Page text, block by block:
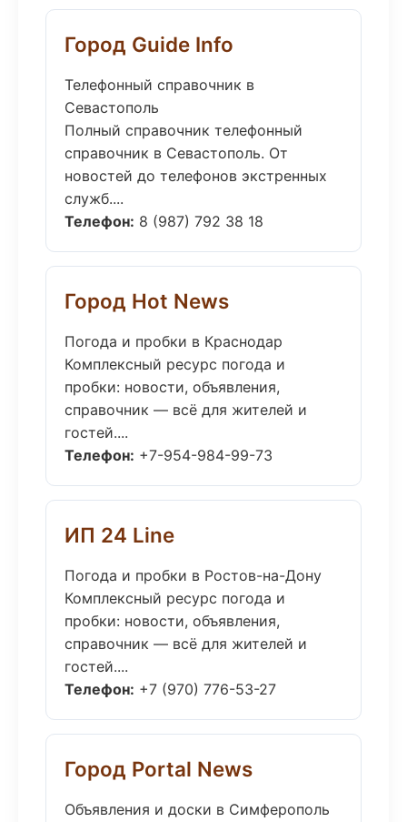
Город Guide Info
Телефонный справочник в
Севастополь
Полный справочник телефонный
справочник в Севастополь. От
новостей до телефонов экстренных
служб....
Телефон: 8 (987) 792 38 18
Город Hot News
Погода и пробки в Краснодар
Комплексный ресурс погода и
пробки: новости, объявления,
справочник — всё для жителей и
гостей....
Телефон: +7-954-984-99-73
ИП 24 Line
Погода и пробки в Ростов-на-Дону
Комплексный ресурс погода и
пробки: новости, объявления,
справочник — всё для жителей и
гостей....
Телефон: +7 (970) 776-53-27
Город Portal News
Объявления и доски в Симферополь